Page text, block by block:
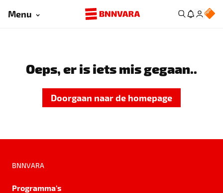
Menu
Oeps, er is iets mis gegaan..
Doorgaan naar de homepage
BNNVARA
Programma's